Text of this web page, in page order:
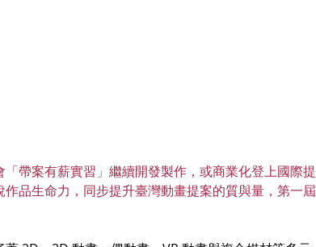
帶案有薪實習」繼續開發製作，或商業化登上國際提
品生命力，同步提升臺灣動畫提案的質與量，第一屆